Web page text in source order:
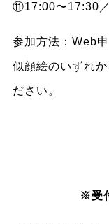
⑪17:00〜17:30
参加方法：Web
似顔絵のいずれ
ださい。
※受